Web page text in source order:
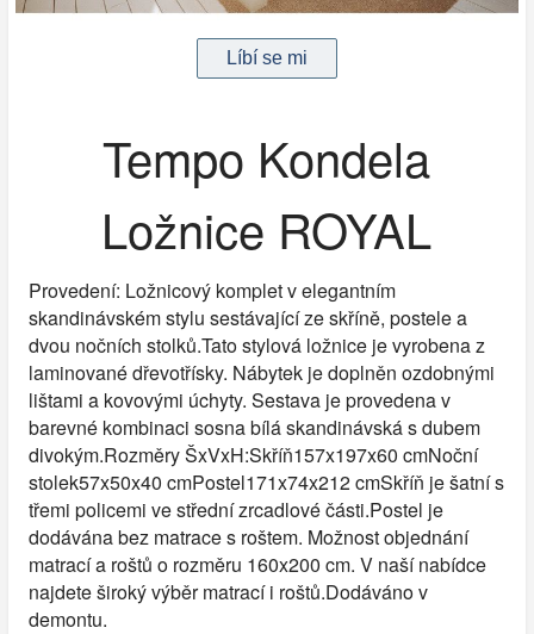
Tempo Kondela
Ložnice ROYAL
Provedení: Ložnicový komplet v elegantním
skandinávském stylu sestávající ze skříně, postele a
dvou nočních stolků.Tato stylová ložnice je vyrobena z
laminované dřevotřísky. Nábytek je doplněn ozdobnými
lištami a kovovými úchyty. Sestava je provedena v
barevné kombinaci sosna bílá skandinávská s dubem
divokým.Rozměry ŠxVxH:Skříň157x197x60 cmNoční
stolek57x50x40 cmPostel171x74x212 cmSkříň je šatní s
třemi policemi ve střední zrcadlové části.Postel je
dodávána bez matrace s roštem. Možnost objednání
matrací a roštů o rozměru 160x200 cm. V naší nabídce
najdete široký výběr matrací i roštů.Dodáváno v
demontu.